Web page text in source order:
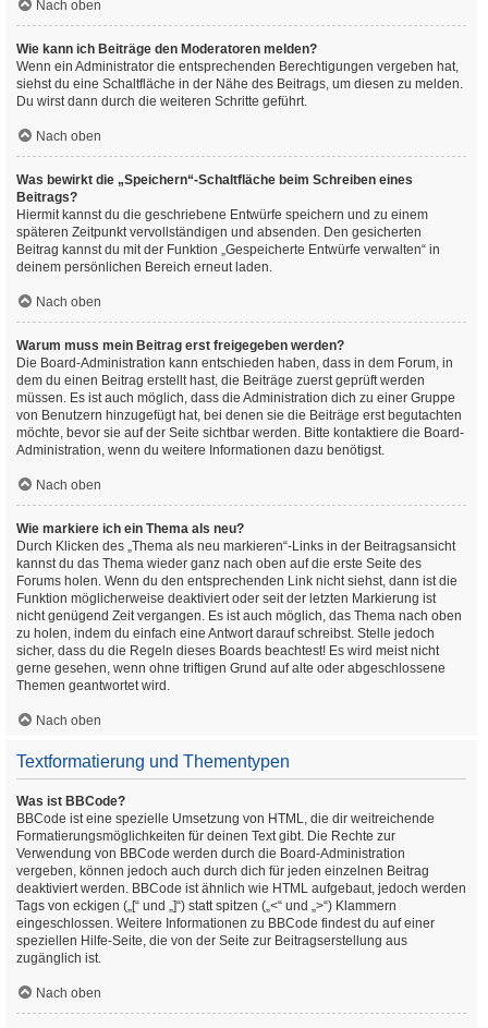
Nach oben
Wie kann ich Beiträge den Moderatoren melden?
Wenn ein Administrator die entsprechenden Berechtigungen vergeben hat,
siehst du eine Schaltfläche in der Nähe des Beitrags, um diesen zu melden.
Du wirst dann durch die weiteren Schritte geführt.
Nach oben
Was bewirkt die „Speichern“-Schaltfläche beim Schreiben eines
Beitrags?
Hiermit kannst du die geschriebene Entwürfe speichern und zu einem
späteren Zeitpunkt vervollständigen und absenden. Den gesicherten
Beitrag kannst du mit der Funktion „Gespeicherte Entwürfe verwalten“ in
deinem persönlichen Bereich erneut laden.
Nach oben
Warum muss mein Beitrag erst freigegeben werden?
Die Board-Administration kann entschieden haben, dass in dem Forum, in
dem du einen Beitrag erstellt hast, die Beiträge zuerst geprüft werden
müssen. Es ist auch möglich, dass die Administration dich zu einer Gruppe
von Benutzern hinzugefügt hat, bei denen sie die Beiträge erst begutachten
möchte, bevor sie auf der Seite sichtbar werden. Bitte kontaktiere die Board-
Administration, wenn du weitere Informationen dazu benötigst.
Nach oben
Wie markiere ich ein Thema als neu?
Durch Klicken des „Thema als neu markieren“-Links in der Beitragsansicht
kannst du das Thema wieder ganz nach oben auf die erste Seite des
Forums holen. Wenn du den entsprechenden Link nicht siehst, dann ist die
Funktion möglicherweise deaktiviert oder seit der letzten Markierung ist
nicht genügend Zeit vergangen. Es ist auch möglich, das Thema nach oben
zu holen, indem du einfach eine Antwort darauf schreibst. Stelle jedoch
sicher, dass du die Regeln dieses Boards beachtest! Es wird meist nicht
gerne gesehen, wenn ohne triftigen Grund auf alte oder abgeschlossene
Themen geantwortet wird.
Nach oben
Textformatierung und Thementypen
Was ist BBCode?
BBCode ist eine spezielle Umsetzung von HTML, die dir weitreichende
Formatierungsmöglichkeiten für deinen Text gibt. Die Rechte zur
Verwendung von BBCode werden durch die Board-Administration
vergeben, können jedoch auch durch dich für jeden einzelnen Beitrag
deaktiviert werden. BBCode ist ähnlich wie HTML aufgebaut, jedoch werden
Tags von eckigen („[“ und „]“) statt spitzen („<“ und „>“) Klammern
eingeschlossen. Weitere Informationen zu BBCode findest du auf einer
speziellen Hilfe-Seite, die von der Seite zur Beitragserstellung aus
zugänglich ist.
Nach oben